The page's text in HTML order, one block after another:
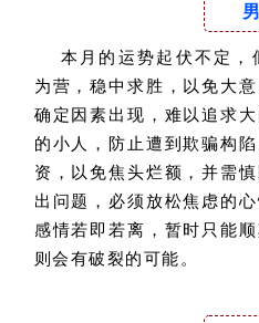
本月的运势起伏不定，
为营，稳中求胜，以免大
确定因素出现，难以追求
的小人，防止遭到欺骗构
资，以免焦头烂额，并需
出问题，必须放松焦虑的
感情若即若离，暂时只能
则会有破裂的可能。